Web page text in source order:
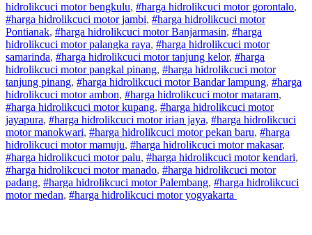
hidrolikcuci motorbengkulu, #harga hidrolikcuci motorgorontalo,
#harga hidrolikcuci motorjambi, #harga hidrolikcuci motor
Pontianak, #harga hidrolikcuci motorBanjarmasin, #harga
hidrolikcuci motorpalangka raya, #harga hidrolikcuci motor
samarinda, #harga hidrolikcuci motortanjung kelor, #harga
hidrolikcuci motorpangkal pinang, #harga hidrolikcuci motor
tanjung pinang, #harga hidrolikcuci motorBandar lampung, #harga
hidrolikcuci motorambon, #harga hidrolikcuci motormataram,
#harga hidrolikcuci motorkupang, #harga hidrolikcuci motor
jayapura, #harga hidrolikcuci motoririan jaya, #harga hidrolikcuci
motormanokwari, #harga hidrolikcuci motorpekan baru, #harga
hidrolikcuci motormamuju, #harga hidrolikcuci motormakasar,
#harga hidrolikcuci motorpalu, #harga hidrolikcuci motorkendari,
#harga hidrolikcuci motormanado, #harga hidrolikcuci motor
padang, #harga hidrolikcuci motorPalembang, #harga hidrolikcuci
motormedan, #harga hidrolikcuci motoryogyakarta